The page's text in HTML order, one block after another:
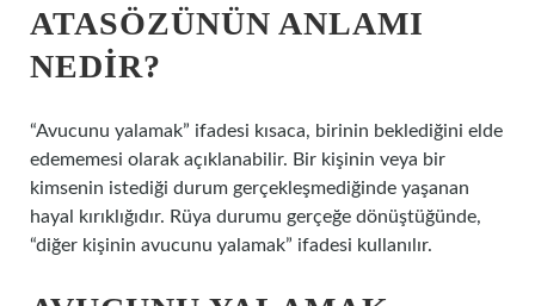
ATASÖZÜNÜN ANLAMI
NEDIR?
“Avucunu yalamak” ifadesi kısaca, birinin beklediğini elde
edememesi olarak açıklanabilir. Bir kişinin veya bir
kimsenin istediği durum gerçekleşmediğinde yaşanan
hayal kırıklığıdır. Rüya durumu gerçeğe dönüştüğünde,
“diğer kişinin avucunu yalamak” ifadesi kullanılır.